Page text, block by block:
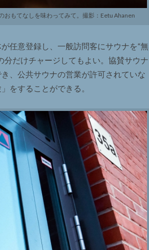
おもてなしを味わってみて。撮影：Eetu Ahanen
任意登録し、一般訪問客にサウナを“無
だけチャージしてもよい。協賛サウナ
、公共サウナの営業が許可されていな
をすることができる。